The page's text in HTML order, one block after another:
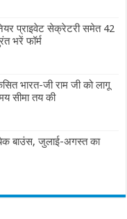
प्राइवेट सेक्रेटरी समेत 42
भरें फॉर्म
भारत-जी राम जी को लागू
सीमा तय की
बाउंस, जुलाई-अगस्त का